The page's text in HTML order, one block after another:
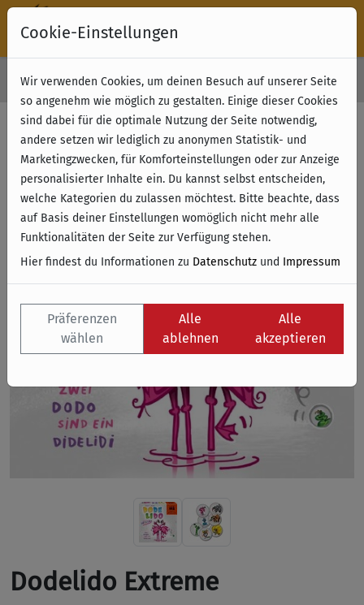
Kostenloser Versand & Retoure ab 49 € (innerhalb Deutschlands)
Dodelido Extreme
Cookie-Einstellungen
Wir verwenden Cookies, um deinen Besuch auf unserer Seite
so angenehm wie möglich zu gestalten. Einige dieser Cookies
sind dabei für die optimale Nutzung der Seite notwendig,
andere setzen wir lediglich zu anonymen Statistik- und
Marketingzwecken, für Komforteinstellungen oder zur Anzeige
personalisierter Inhalte ein. Du kannst selbst entscheiden,
welche Kategorien du zulassen möchtest. Bitte beachte, dass
auf Basis deiner Einstellungen womöglich nicht mehr alle
Funktionalitäten der Seite zur Verfügung stehen.
Hier findest du Informationen zu Datenschutz und Impressum
Präferenzen
wählen
Alle
ablehnen
Alle
akzeptieren